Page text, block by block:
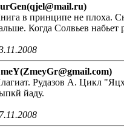
в принципе не плоха.
Когда Солвьев набьет
Рудазов А. Цикл
йаду.